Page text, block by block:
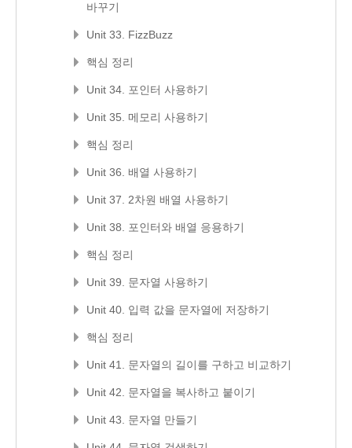
바꾸기
Unit 33. FizzBuzz
핵심 정리
Unit 34. 포인터 사용하기
Unit 35. 메모리 사용하기
핵심 정리
Unit 36. 배열 사용하기
Unit 37. 2차원 배열 사용하기
Unit 38. 포인터와 배열 응용하기
핵심 정리
Unit 39. 문자열 사용하기
Unit 40. 입력 값을 문자열에 저장하기
핵심 정리
Unit 41. 문자열의 길이를 구하고 비교하기
Unit 42. 문자열을 복사하고 붙이기
Unit 43. 문자열 만들기